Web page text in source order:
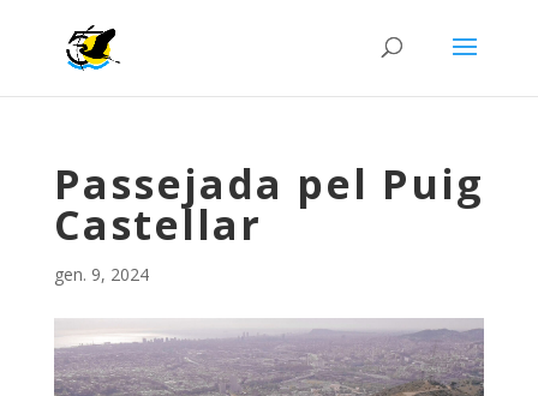
Passejada pel Puig
Castellar
gen. 9, 2024